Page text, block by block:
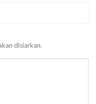
disiarkan.